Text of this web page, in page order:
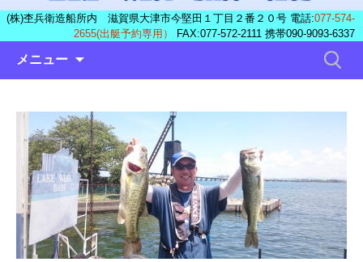
(株)杢兵衛造船所内 滋賀県大津市今堅田１丁目２番２０号 電話:077-574-
2655(出艇予約専用）
FAX:077-572-2111 携帯090-9093-6337
メニュー
ツ
へ
ス
キ
ッ
プ
検
索: